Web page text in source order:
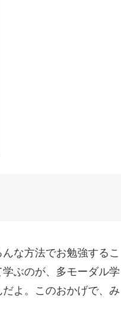
な方法でお勉強するこ
ぶのが、多モーダル学
よ。このおかげで、み